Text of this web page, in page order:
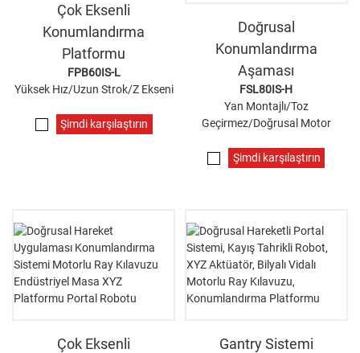
Çok Eksenli
Konumlandırma
Platformu
FPB60IS-L
Yüksek Hız/Uzun Strok/Z Ekseni
Şimdi karşılaştırın
Doğrusal
Konumlandırma
Aşaması
FSL80IS-H
Yan Montajlı/Toz
Geçirmez/Doğrusal Motor
Şimdi karşılaştırın
Çok Eksenli
Gantry Sistemi